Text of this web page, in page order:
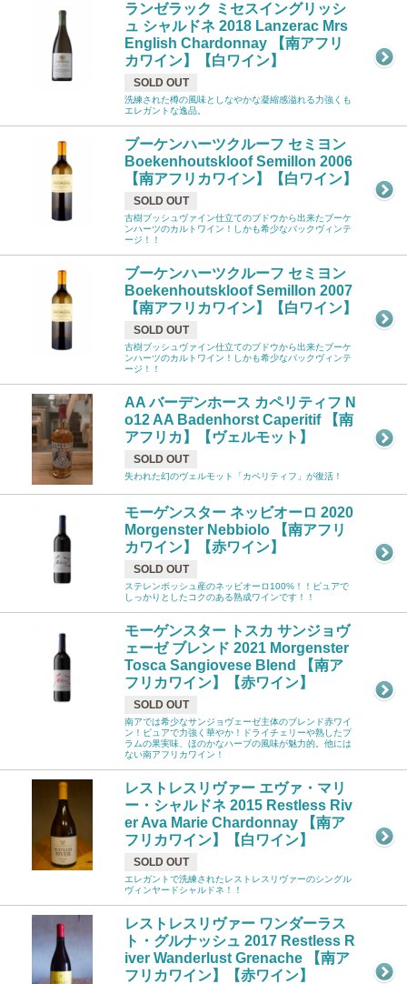
ランゼラック ミセスイングリッシ
ュ シャルドネ 2018 Lanzerac Mrs
English Chardonnay 【南アフリ
カワイン】【白ワイン】
SOLD OUT
洗練された樽の風味としなやかな凝縮感溢れる力強くも
エレガントな逸品。
ブーケンハーツクルーフ セミヨン
Boekenhoutskloof Semillon 2006
【南アフリカワイン】【白ワイン】
SOLD OUT
古樹ブッシュヴァイン仕立てのブドウから出来たブーケ
ンハーツのカルトワイン！しかも希少なバックヴィンテ
ージ！！
ブーケンハーツクルーフ セミヨン
Boekenhoutskloof Semillon 2007
【南アフリカワイン】【白ワイン】
SOLD OUT
古樹ブッシュヴァイン仕立てのブドウから出来たブーケ
ンハーツのカルトワイン！しかも希少なバックヴィンテ
ージ！！
AA バーデンホース カペリティフ N
o12 AA Badenhorst Caperitif 【南
アフリカ】【ヴェルモット】
SOLD OUT
失われた幻のヴェルモット「カペリティフ」が復活！
モーゲンスター ネッビオーロ 2020
Morgenster Nebbiolo 【南アフリ
カワイン】【赤ワイン】
SOLD OUT
ステレンボッシュ産のネッビオーロ100%！！ピュアで
しっかりとしたコクのある熟成ワインです！！
モーゲンスター トスカ サンジョヴ
ェーゼ ブレンド 2021 Morgenster
Tosca Sangiovese Blend 【南ア
フリカワイン】【赤ワイン】
SOLD OUT
南アでは希少なサンジョヴェーゼ主体のブレンド赤ワイ
ン！ピュアで力強く華やか！ドライチェリーや熟したプ
ラムの果実味、ほのかなハーブの風味が魅力的。他には
ない南アフリカワイン！
レストレスリヴァー エヴァ・マリ
ー・シャルドネ 2015 Restless Riv
er Ava Marie Chardonnay 【南ア
フリカワイン】【白ワイン】
SOLD OUT
エレガントで洗練されたレストレスリヴァーのシングル
ヴィンヤードシャルドネ！！
レストレスリヴァー ワンダーラス
ト・グルナッシュ 2017 Restless R
iver Wanderlust Grenache 【南ア
フリカワイン】【赤ワイン】